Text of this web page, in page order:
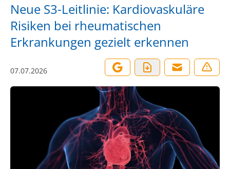
Neue S3-Leitlinie: Kardiovaskuläre
Risiken bei rheumatischen
Erkrankungen gezielt erkennen
07.07.2026